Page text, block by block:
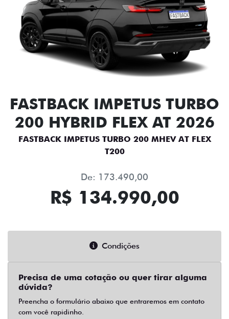
FASTBACK IMPETUS TURBO
200 HYBRID FLEX AT 2026
FASTBACK IMPETUS TURBO 200 MHEV AT FLEX
T200
De: 173.490,00
R$ 134.990,00
Condições
Precisa de uma cotação ou quer tirar alguma
dúvida?
Preencha o formulário abaixo que entraremos em contato
com você rapidinho.